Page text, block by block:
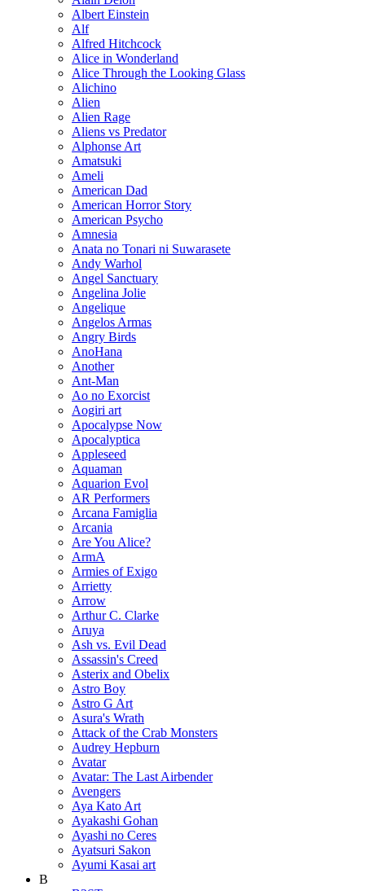
Albert Einstein
Alf
Alfred Hitchcock
Alice in Wonderland
Alice Through the Looking Glass
Alichino
Alien
Alien Rage
Aliens vs Predator
Alphonse Art
Amatsuki
Ameli
American Dad
American Horror Story
American Psycho
Amnesia
Anata no Tonari ni Suwarasete
Andy Warhol
Angel Sanctuary
Angelina Jolie
Angelique
Angelos Armas
Angry Birds
AnoHana
Another
Ant-Man
Ao no Exorcist
Aogiri art
Apocalypse Now
Apocalyptica
Appleseed
Aquaman
Aquarion Evol
AR Performers
Arcana Famiglia
Arcania
Are You Alice?
ArmA
Armies of Exigo
Arrietty
Arrow
Arthur C. Clarke
Aruya
Ash vs. Evil Dead
Assassin's Creed
Asterix and Obelix
Astro Boy
Astro G Art
Asura's Wrath
Attack of the Crab Monsters
Audrey Hepburn
Avatar
Avatar: The Last Airbender
Avengers
Aya Kato Art
Ayakashi Gohan
Ayashi no Ceres
Ayatsuri Sakon
Ayumi Kasai art
B